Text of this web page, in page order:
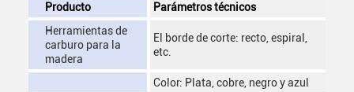
Producto
Parámetros técnicos
Herramientas de
carburo para la
madera
El borde de corte: recto, espiral,
etc.
Color: Plata, cobre, negro y azul